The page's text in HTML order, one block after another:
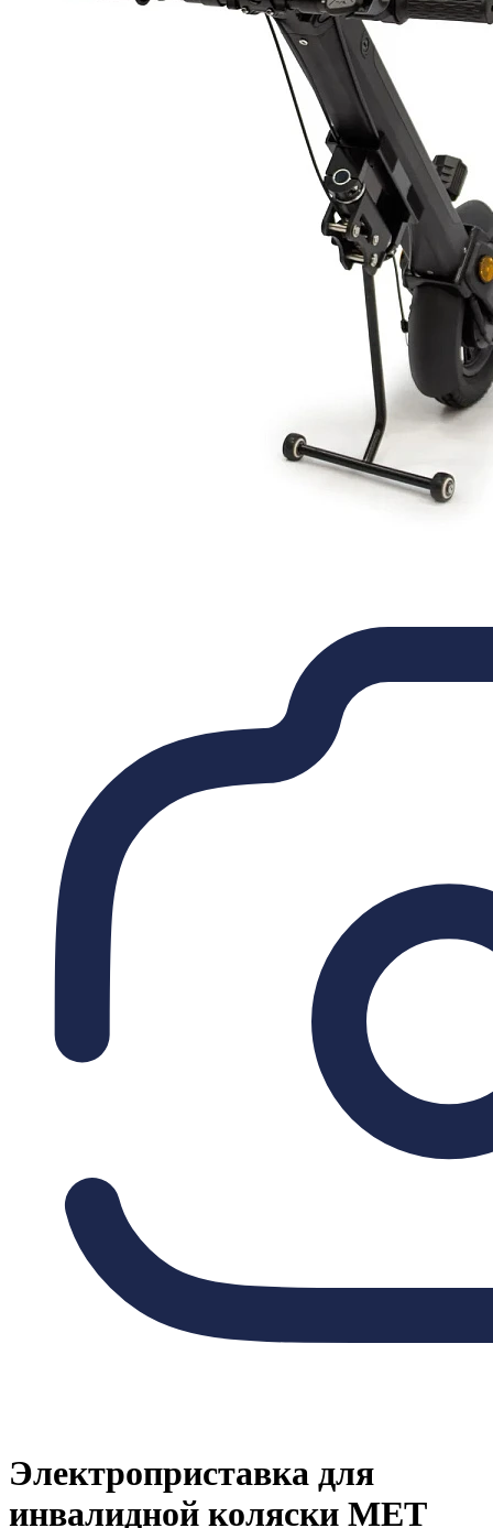
Электроприставка для
инвалидной коляски MET